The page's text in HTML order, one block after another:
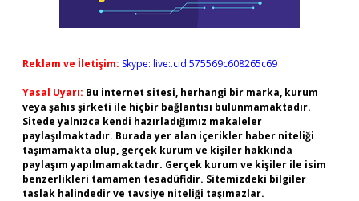
Reklam ve İletişim: Skype: live:.cid.575569c608265c69
Yasal Uyarı: Bu internet sitesi, herhangi bir marka, kurum
veya şahıs şirketi ile hiçbir bağlantısı bulunmamaktadır.
Sitede yalnızca kendi hazırladığımız makaleler
paylaşılmaktadır. Burada yer alan içerikler haber niteliği
taşımamakta olup, gerçek kurum ve kişiler hakkında
paylaşım yapılmamaktadır. Gerçek kurum ve kişiler ile isim
benzerlikleri tamamen tesadüfidir. Sitemizdeki bilgiler
taslak halindedir ve tavsiye niteliği taşımazlar.